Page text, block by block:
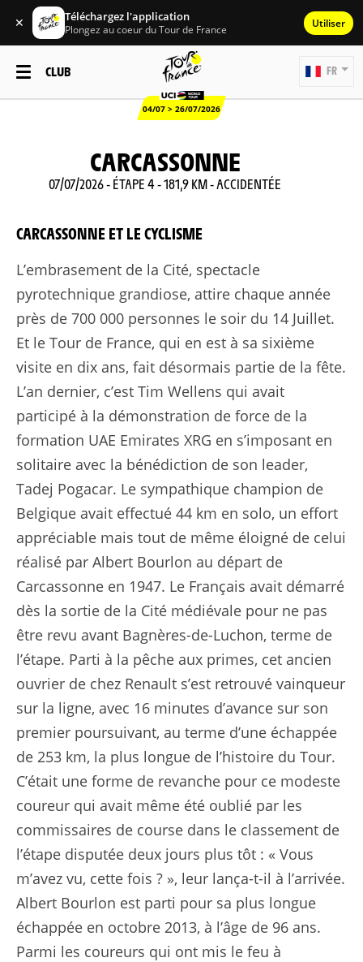
✕ Téléchargez l'application
Plongez au coeur du Tour de France Utiliser
CLUB
04/07 > 26/07/2026
FR
CARCASSONNE
07/07/2026 - ÉTAPE 4 - 181,9 KM - ACCIDENTÉE
CARCASSONNE ET LE CYCLISME
L’embrasement de la Cité, spectacle
pyrotechnique grandiose, attire chaque année
près de 700 000 personnes le soir du 14 Juillet.
Et le Tour de France, qui en est à sa sixième
visite en dix ans, fait désormais partie de la fête.
L’an dernier, c’est Tim Wellens qui avait
participé à la démonstration de force de la
formation UAE Emirates XRG en s’imposant en
solitaire avec la bénédiction de son leader,
Tadej Pogacar. Le sympathique champion de
Belgique avait effectué 44 km en solo, un effort
appréciable mais tout de même éloigné de celui
réalisé par Albert Bourlon au départ de
Carcassonne en 1947. Le Français avait démarré
dès la sortie de la Cité médiévale pour ne pas
être revu avant Bagnères-de-Luchon, terme de
l’étape. Parti à la pêche aux primes, cet ancien
ouvrier de chez Renault s’est retrouvé vainqueur
sur la ligne, avec 16 minutes d’avance sur son
premier poursuivant, au terme d’une échappée
de 253 km, la plus longue de l’histoire du Tour.
C’était une forme de revanche pour ce modeste
coureur qui avait même été oublié par les
commissaires de course dans le classement de
l’étape disputée deux jours plus tôt : « Vous
m’avez vu, cette fois ? », leur lança-t-il à l’arrivée.
Albert Bourlon est parti pour sa plus longue
échappée en octobre 2013, à l’âge de 96 ans.
Parmi les coureurs qui ont mis le feu à